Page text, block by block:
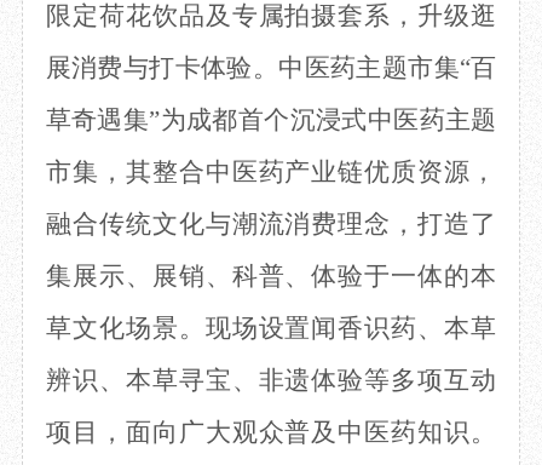
限定荷花饮品及专属拍摄套系，升级逛
展消费与打卡体验。中医药主题市集“百
草奇遇集”为成都首个沉浸式中医药主题
市集，其整合中医药产业链优质资源，
融合传统文化与潮流消费理念，打造了
集展示、展销、科普、体验于一体的本
草文化场景。现场设置闻香识药、本草
辨识、本草寻宝、非遗体验等多项互动
项目，面向广大观众普及中医药知识。